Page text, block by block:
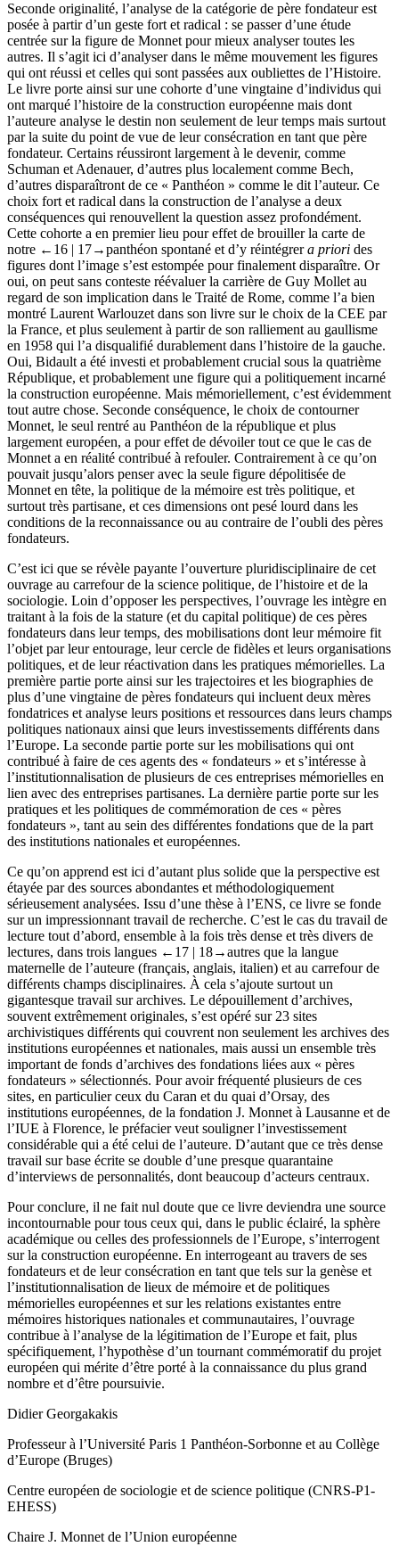
Seconde originalité, l’analyse de la catégorie de père fondateur est
posée à partir d’un geste fort et radical : se passer d’une étude
centrée sur la figure de Monnet pour mieux analyser toutes les
autres. Il s’agit ici d’analyser dans le même mouvement les figures
qui ont réussi et celles qui sont passées aux oubliettes de l’Histoire.
Le livre porte ainsi sur une cohorte d’une vingtaine d’individus qui
ont marqué l’histoire de la construction européenne mais dont
l’auteure analyse le destin non seulement de leur temps mais surtout
par la suite du point de vue de leur consécration en tant que père
fondateur. Certains réussiront largement à le devenir, comme
Schuman et Adenauer, d’autres plus localement comme Bech,
d’autres disparaîtront de ce « Panthéon » comme le dit l’auteur. Ce
choix fort et radical dans la construction de l’analyse a deux
conséquences qui renouvellent la question assez profondément.
Cette cohorte a en premier lieu pour effet de brouiller la carte de
notre ←16 | 17→panthéon spontané et d’y réintégrera priori des
figures dont l’image s’est estompée pour finalement disparaître. Or
oui, on peut sans conteste réévaluer la carrière de Guy Mollet au
regard de son implication dans le Traité de Rome, comme l’a bien
montré Laurent Warlouzet dans son livre sur le choix de la CEE par
la France, et plus seulement à partir de son ralliement au gaullisme
en 1958 qui l’a disqualifié durablement dans l’histoire de la gauche.
Oui, Bidault a été investi et probablement crucial sous la quatrième
République, et probablement une figure qui a politiquement incarné
la construction européenne. Mais mémoriellement, c’est évidemment
tout autre chose. Seconde conséquence, le choix de contourner
Monnet, le seul rentré au Panthéon de la république et plus
largement européen, a pour effet de dévoiler tout ce que le cas de
Monnet a en réalité contribué à refouler. Contrairement à ce qu’on
pouvait jusqu’alors penser avec la seule figure dépolitisée de
Monnet en tête, la politique de la mémoire est très politique, et
surtout très partisane, et ces dimensions ont pesé lourd dans les
conditions de la reconnaissance ou au contraire de l’oubli des pères
fondateurs.
C’est ici que se révèle payante l’ouverture pluridisciplinaire de cet
ouvrage au carrefour de la science politique, de l’histoire et de la
sociologie. Loin d’opposer les perspectives, l’ouvrage les intègre en
traitant à la fois de la stature (et du capital politique) de ces pères
fondateurs dans leur temps, des mobilisations dont leur mémoire fit
l’objet par leur entourage, leur cercle de fidèles et leurs organisations
politiques, et de leur réactivation dans les pratiques mémorielles. La
première partie porte ainsi sur les trajectoires et les biographies de
plus d’une vingtaine de pères fondateurs qui incluent deux mères
fondatrices et analyse leurs positions et ressources dans leurs champs
politiques nationaux ainsi que leurs investissements différents dans
l’Europe. La seconde partie porte sur les mobilisations qui ont
contribué à faire de ces agents des « fondateurs » et s’intéresse à
l’institutionnalisation de plusieurs de ces entreprises mémorielles en
lien avec des entreprises partisanes. La dernière partie porte sur les
pratiques et les politiques de commémoration de ces « pères
fondateurs », tant au sein des différentes fondations que de la part
des institutions nationales et européennes.
Ce qu’on apprend est ici d’autant plus solide que la perspective est
étayée par des sources abondantes et méthodologiquement
sérieusement analysées. Issu d’une thèse à l’ENS, ce livre se fonde
sur un impressionnant travail de recherche. C’est le cas du travail de
lecture tout d’abord, ensemble à la fois très dense et très divers de
lectures, dans trois langues ←17 | 18→autres que la langue
maternelle de l’auteure (français, anglais, italien) et au carrefour de
différents champs disciplinaires. À cela s’ajoute surtout un
gigantesque travail sur archives. Le dépouillement d’archives,
souvent extrêmement originales, s’est opéré sur 23 sites
archivistiques différents qui couvrent non seulement les archives des
institutions européennes et nationales, mais aussi un ensemble très
important de fonds d’archives des fondations liées aux « pères
fondateurs » sélectionnés. Pour avoir fréquenté plusieurs de ces
sites, en particulier ceux du Caran et du quai d’Orsay, des
institutions européennes, de la fondation J. Monnet à Lausanne et de
l’IUE à Florence, le préfacier veut souligner l’investissement
considérable qui a été celui de l’auteure. D’autant que ce très dense
travail sur base écrite se double d’une presque quarantaine
d’interviews de personnalités, dont beaucoup d’acteurs centraux.
Pour conclure, il ne fait nul doute que ce livre deviendra une source
incontournable pour tous ceux qui, dans le public éclairé, la sphère
académique ou celles des professionnels de l’Europe, s’interrogent
sur la construction européenne. En interrogeant au travers de ses
fondateurs et de leur consécration en tant que tels sur la genèse et
l’institutionnalisation de lieux de mémoire et de politiques
mémorielles européennes et sur les relations existantes entre
mémoires historiques nationales et communautaires, l’ouvrage
contribue à l’analyse de la légitimation de l’Europe et fait, plus
spécifiquement, l’hypothèse d’un tournant commémoratif du projet
européen qui mérite d’être porté à la connaissance du plus grand
nombre et d’être poursuivie.
Didier Georgakakis
Professeur à l’Université Paris 1 Panthéon-Sorbonne et au Collège
d’Europe (Bruges)
Centre européen de sociologie et de science politique (CNRS-P1-
EHESS)
Chaire J. Monnet de l’Union européenne